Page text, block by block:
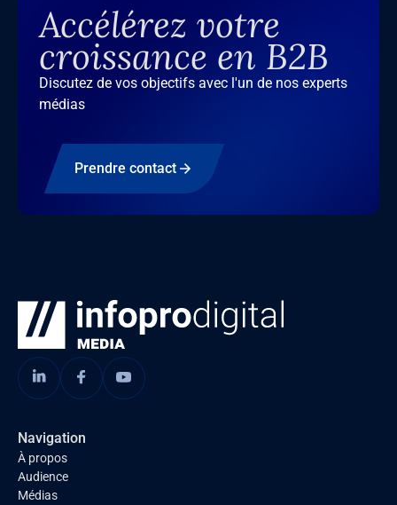
Accélérez votre
croissance en B2B
Discutez de vos objectifs avec l'un de nos experts
médias
Prendre contact
Navigation
À propos
Audience
Médias